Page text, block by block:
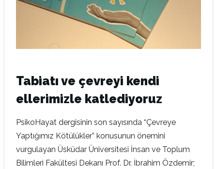
Tabiatı ve çevreyi kendi
ellerimizle katlediyoruz
PsikoHayat dergisinin son sayısında “Çevreye
Yaptığımız Kötülükler” konusunun önemini
vurgulayan Üsküdar Üniversitesi İnsan ve Toplum
Bilimleri Fakültesi Dekanı Prof. Dr. İbrahim Özdemir;